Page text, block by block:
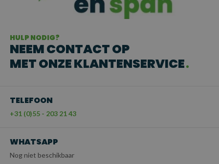
HULP NODIG?
NEEM CONTACT OP
MET ONZE KLANTENSERVICE
TELEFOON
+31 (0)55 - 203 21 43
WHATSAPP
Nog niet beschikbaar